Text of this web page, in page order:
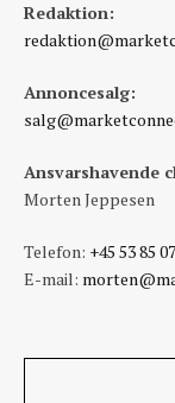
Redaktion:
Annoncesalg:
Ansvarshavende
Morten Jeppesen
Telefon: +45 53 85
E-mail: